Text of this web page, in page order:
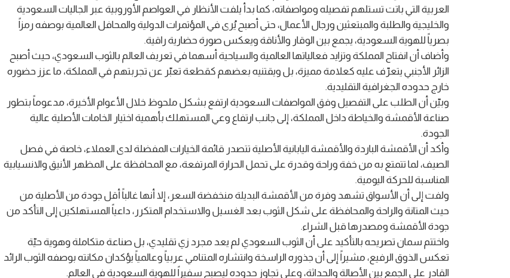
العربية التي باتت تستلهم تفصيله ومواصفاته، كما بدأ يلفت الأنظار في العواصم الأوروبية عبر الجاليات السعودية
والخليجية والطلبة والمبتعثين ورجال الأعمال، حتى أصبح يُرى في المؤتمرات الدولية والمحافل العالمية بوصفه رمزاً
بصرياً للهوية السعودية، يجمع بين الوقار والأناقة ويعكس صورة حضارية راقية.
وأضاف أن انفتاح المملكة وتزايد فعالياتها العالمية والسياحية أسهما في تعريف العالم بالثوب السعودي، حيث أصبح
الزائر الأجنبي يتعرّف عليه كعلامة مميزة، بل ويقتنيه بعضهم كقطعة تعبّر عن تجربتهم في المملكة، ما عزز حضوره
خارج حدوده الجغرافية التقليدية.
وبيّن أن الطلب على التفصيل وفق المواصفات السعودية ارتفع بشكل ملحوظ خلال الأعوام الأخيرة، مدعوماً بتطور
صناعة الأقمشة والخياطة داخل المملكة، إلى جانب ارتفاع وعي المستهلك بأهمية اختيار الخامات الأصلية عالية
الجودة.
وأكد أن الأقمشة الباردة والأقمشة اليابانية الأصلية تتصدر قائمة الخيارات المفضلة لدى العملاء، خاصة في فصل
الصيف، لما تتمتع به من خفة وراحة وقدرة على تحمل الحرارة المرتفعة، مع المحافظة على المظهر الأنيق والانسيابية
المناسبة للحركة اليومية.
ولفت إلى أن الأسواق تشهد وفرة من الأقمشة البديلة منخفضة السعر، إلا أنها غالباً أقل جودة من الأصلية من
حيث المتانة والراحة والمحافظة على شكل الثوب بعد الغسيل والاستخدام المتكرر، داعياً المستهلكين إلى التأكد من
جودة الأقمشة ومصدرها قبل الشراء.
واختتم سمان تصريحه بالتأكيد على أن الثوب السعودي لم يعد مجرد زي تقليدي، بل صناعة متكاملة وهوية حيّة
تعكس الذوق الرفيع، مشيراً إلى أن جذوره الراسخة وانتشاره المتنامي عربياً وعالمياً يؤكدان مكانته بوصفه الثوب الرائد
القادر على الجمع بين الأصالة والحداثة، وعلى تجاوز حدوده ليصبح سفيراً للهوية السعودية في العالم.